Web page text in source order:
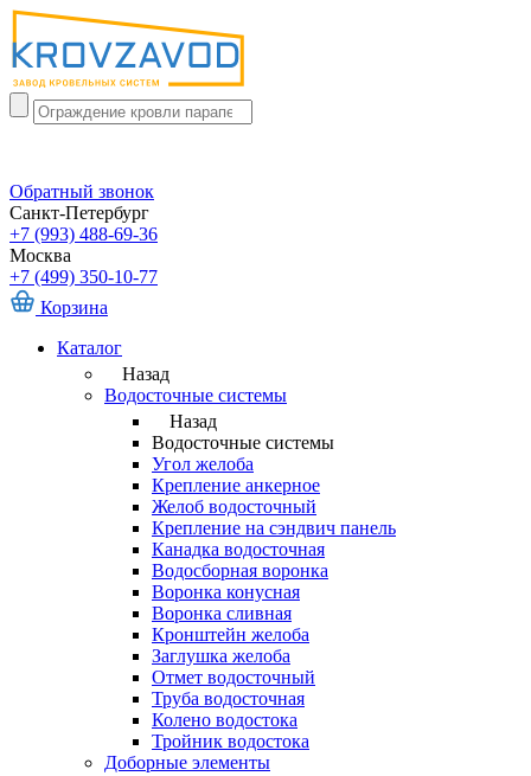
Обратный звонок
Санкт-Петербург
+7 (993) 488-69-36
Москва
+7 (499) 350-10-77
Корзина
Каталог
Назад
Водосточные системы
Назад
Водосточные системы
Угол желоба
Крепление анкерное
Желоб водосточный
Крепление на сэндвич панель
Канадка водосточная
Водосборная воронка
Воронка конусная
Воронка сливная
Кронштейн желоба
Заглушка желоба
Отмет водосточный
Труба водосточная
Колено водостока
Тройник водостока
Доборные элементы